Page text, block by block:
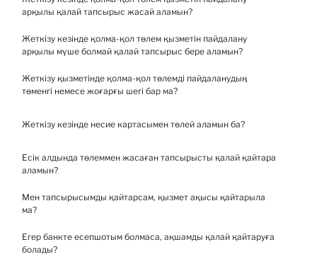
тапсырыстарыңыз үшін төлеу әдісін пайдалана аласыз Жеткізу
ақшамен тапсырыс беру үшін тіркеліп, «мекенжайға жеткізу»
опциясын таңдау керек.
арқылы қалай тапсырыс жасай аламын?
Төлем экранында «Жеткізілімдегі қолма-қол төлем» түймесін
басыңыз. Жеткізілімге қолма-қол тапсырыс беру үшін сізге
Жеткізу кезінде қолма-қол төлем қызметін пайдалану
арқылы мүше болмай қалай тапсырыс бере аламын?
Жеткізу қызметінде қолма-қол төлемді пайдалану үшін сіз біздің
сайтта мүше болып тіркелуіңіз керек.
Жеткізу қызметінде қолма-қол төлемді пайдаланудың
төменгі немесе жоғарғы шегі бар ма?
Сіз жеткізу қызметінде қолма-қол төлем қызметін 2000 лираға
Жеткізу кезінде несие картасымен төлей аламын ба?
Есік алдында тек ақшалай төлем алынады.
Есік алдында төлеммен жасаған тапсырысты қалай қайтара
аламын?
Шот-фактураның артындағы қайтару формасын толығымен
толтырып, оны өнімдермен бірге жіберуіңіз керек.
Мен тапсырысымды қайтарсам, қызмет ақысы қайтарыла
ма?
Жеткізу қызметі үшін қолма-қол ақша қайтарылмайды .
Егер банкте есепшотым болмаса, ақшамды қалай қайтаруға
болады?